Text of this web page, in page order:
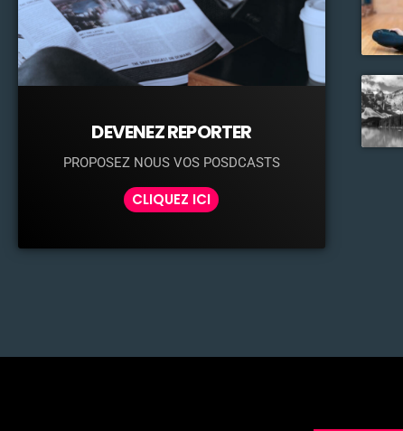
DEVENEZ REPORTER
PROPOSEZ NOUS VOS POSDCASTS
CLIQUEZ ICI